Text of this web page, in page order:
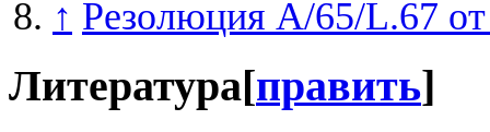
↑ Резолюция A/65/L.67 от
Литература[править]